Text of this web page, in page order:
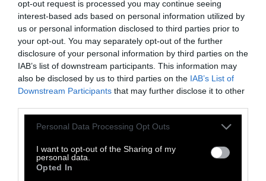
opt-out request is processed you may continue seeing
interest-based ads based on personal information utilized by
us or personal information disclosed to third parties prior to
your opt-out. You may separately opt-out of the further
disclosure of your personal information by third parties on the
IAB’s list of downstream participants. This information may
also be disclosed by us to third parties on the IAB’s List of
Downstream Participants that may further disclose it to other
Personal Data Processing Opt Outs
I want to opt-out of the Sharing of my
personal data.
Opted In
εξερευνήσει την αισθητική και την ποιότητα
του ψηφιακού θορύβου και τον τρόπο που
αυτός προσπαθεί να ερμηνεύσει το φυσικό
μας κόσμο. Η ταινία θα κάνει τη διεθνή της
πρεμιέρα.